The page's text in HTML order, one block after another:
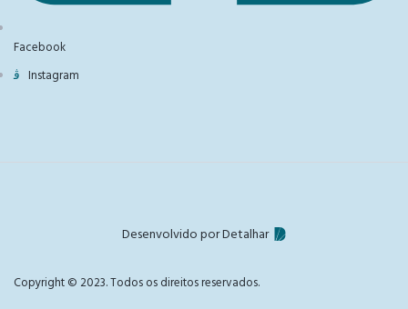
Facebook
Instagram
Desenvolvido por Detalhar
Copyright © 2023. Todos os direitos reservados.